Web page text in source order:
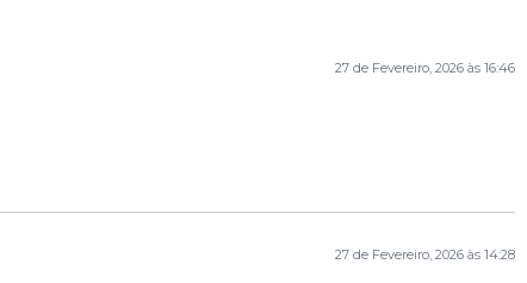
27 de Fevereiro, 2026 às 16:46
27 de Fevereiro, 2026 às 14:28